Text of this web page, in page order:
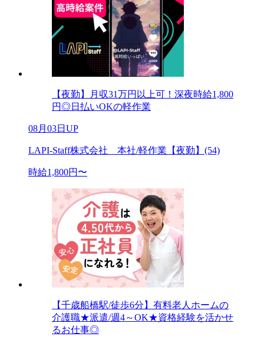
【夜勤】月収31万円以上可！深夜時給1,800
円◎日払いOKの軽作業
08月03日UP
LAPI-Staff株式会社 本社/軽作業【夜勤】(54)
時給1,800円〜
【千歳船橋駅/徒歩6分】有料老人ホームの
介護職★派遣/週4～OK★資格経験を活かせ
るお仕事◎